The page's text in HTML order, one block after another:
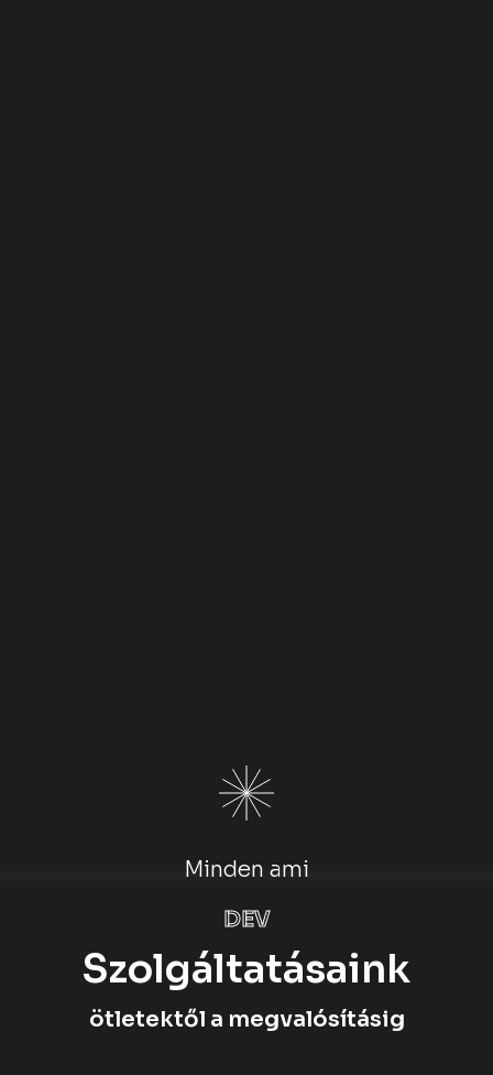
Minden ami
DEV
Szolgáltatásaink
ötletektől a megvalósításig